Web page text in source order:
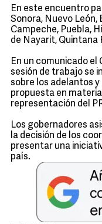
En este encuentro
Sonora, Nuevo León,
Campeche, Puebla,
de Nayarit, Quintana
En un comunicado el
sesión de trabajo se
sobre los adelantos
propuesta en
representación del
Los gobernadores
la decisión de los
presentar una
país.